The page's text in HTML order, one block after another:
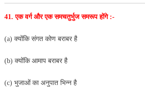
41. एक वर्ग और एक समचतुर्भुज समरूप होंगे :-
(a) क्योंकि संगत कोण बराबर है
(b) क्योंकि आमाप बराबर है
(c) भुजाओं का अनुपात भिन्न है